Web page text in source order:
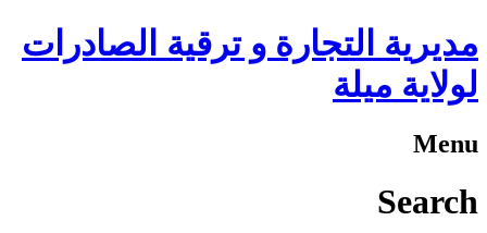
مديرية التجارة و ترقية الصادرات
لولاية ميلة
Menu
Search